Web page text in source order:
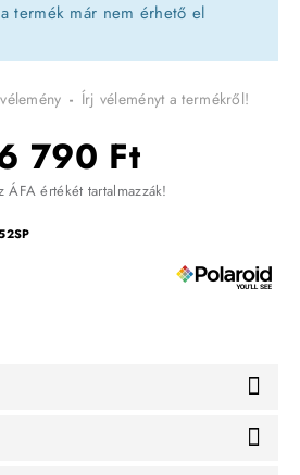
termék már nem érhető el
- Írj véleményt a termékről!
790 Ft
ÁFA értékét tartalmazzák!